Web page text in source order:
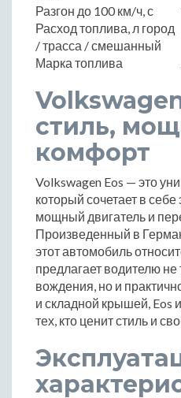
Разгон до 100 км/ч, с
Расход топлива, л город
/ трасса / смешанный
Марка топлива
стиль,
комфорт
Volkswagen Eos — это
который сочетает в себе
мощный двигатель и
Произведенный в
этот автомобиль
предлагает водителю не
вождения, но и
и складной крышей, Eos
тех, кто ценит стиль и